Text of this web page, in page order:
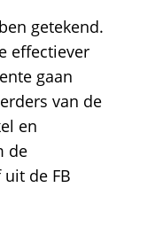
getekend.
effectiever
gaan
van de
en
de
de FB